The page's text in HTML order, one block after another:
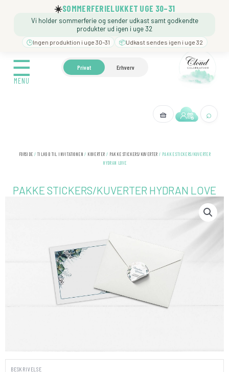
☀️SOMMERFERIELUKKET UGE 30–31
Vi holder sommerferie og sender udkast samt godkendte
produkter ud igen i uge 32
🕒Ingen produktion i uge 30–31 📦Udkast sendes igen i uge 32
☰
MENU
Privat Erhverv
🧺 ⌕
☰
MENU
❓️ BESØG
FORSIDE / TILKØB TIL INVITATIONEN / KUVERTER / PAKKE STICKERS/KUVERTER / PAKKE STICKERS/KUVERTER
HYDRAN LOVE
PAKKE STICKERS/KUVERTER HYDRAN LOVE
BESKRIVELSE